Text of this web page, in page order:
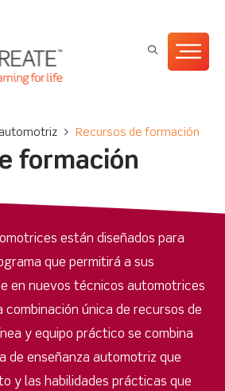
automotriz > Recursos de formación
formación
están diseñados para
que permitirá a sus
en nuevos técnicos automotrices
única de recursos de
y equipo práctico se combina
de enseñanza automotriz que
y las habilidades prácticas que